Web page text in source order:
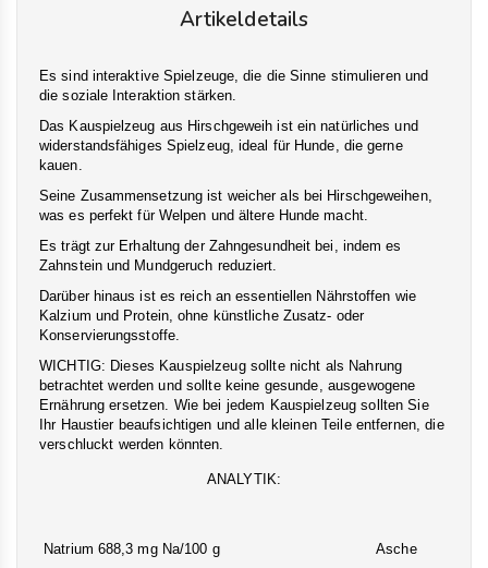
Artikeldetails
Es sind interaktive Spielzeuge, die die Sinne stimulieren und
die soziale Interaktion stärken.
Das Kauspielzeug aus Hirschgeweih ist ein natürliches und
widerstandsfähiges Spielzeug, ideal für Hunde, die gerne
kauen.
Seine Zusammensetzung ist weicher als bei Hirschgeweihen,
was es perfekt für Welpen und ältere Hunde macht.
Es trägt zur Erhaltung der Zahngesundheit bei, indem es
Zahnstein und Mundgeruch reduziert.
Darüber hinaus ist es reich an essentiellen Nährstoffen wie
Kalzium und Protein, ohne künstliche Zusatz- oder
Konservierungsstoffe.
WICHTIG: Dieses Kauspielzeug sollte nicht als Nahrung
betrachtet werden und sollte keine gesunde, ausgewogene
Ernährung ersetzen. Wie bei jedem Kauspielzeug sollten Sie
Ihr Haustier beaufsichtigen und alle kleinen Teile entfernen, die
verschluckt werden könnten.
ANALYTIK:
Natrium 688,3 mg Na/100 g Asche